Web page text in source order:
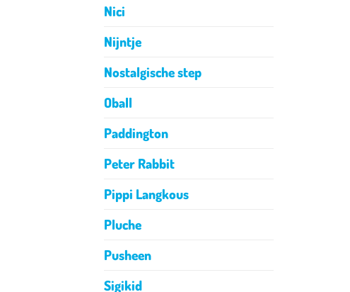
Nici
Nijntje
Nostalgische step
Oball
Paddington
Peter Rabbit
Pippi Langkous
Pluche
Pusheen
Sigikid